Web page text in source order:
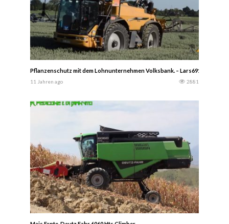
Pflanzenschutz mit dem Lohnunternehmen Volksbank. – Lars6910-
11 Jahren ago 2881